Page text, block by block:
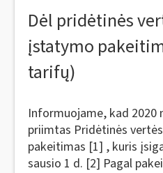
Dėl pridėtinės
įstatymo
tarifų)
Informuojame, kad 2020
priimtas Pridėtinės
pakeitimas [1] , kuris
sausio 1 d. [2] Pagal